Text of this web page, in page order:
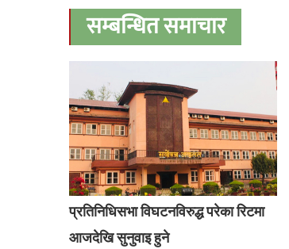
सम्बन्धित समाचार
प्रतिनिधिसभा विघटनविरुद्ध परेका रिटमा
आजदेखि सुनुवाइ हुने